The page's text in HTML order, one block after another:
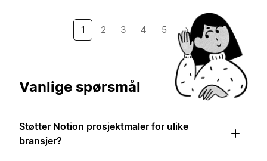
1 2 3 4 5 →
Vanlige spørsmål
Støtter Notion prosjektmaler for ulike
bransjer?